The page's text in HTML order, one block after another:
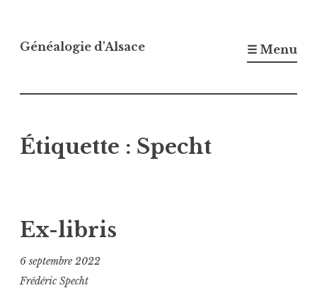
au
Généalogie d'Alsace ☰ Menu
Étiquette : Specht
Ex-libris
6 septembre 2022
Frédéric Specht